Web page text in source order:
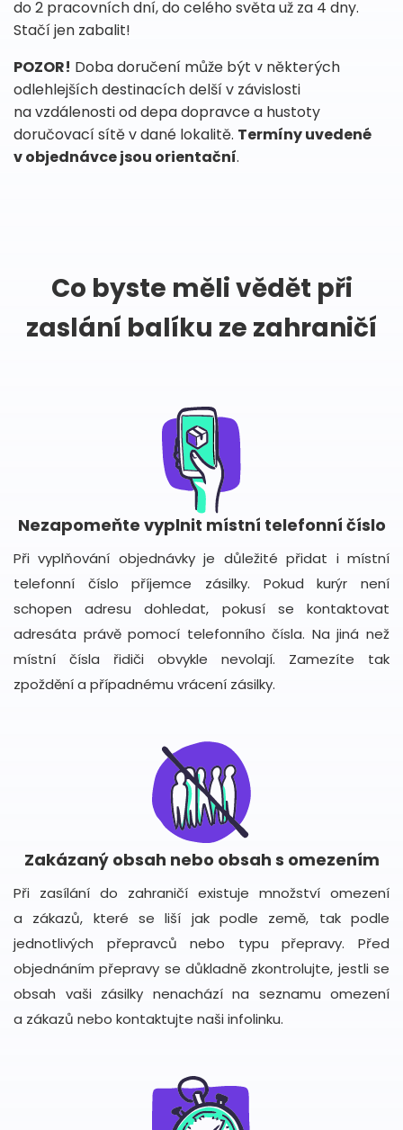
do 2 pracovních dní, do celého světa už za 4 dny.
Stačí jen zabalit!
POZOR! Doba doručení může být v některých
odlehlejších destinacích delší v závislosti
na vzdálenosti od depa dopravce a hustoty
doručovací sítě v dané lokalitě. Termíny uvedené
v objednávce jsou orientační.
Co byste měli vědět při
zaslání balíku ze zahraničí
Nezapomeňte vyplnit místní telefonní číslo
Při vyplňování objednávky je důležité přidat i místní
telefonní číslo příjemce zásilky. Pokud kurýr není
schopen adresu dohledat, pokusí se kontaktovat
adresáta právě pomocí telefonního čísla. Na jiná než
místní čísla řidiči obvykle nevolají. Zamezíte tak
zpoždění a případnému vrácení zásilky.
Zakázaný obsah nebo obsah s omezením
Při zasílání do zahraničí existuje množství omezení
a zákazů, které se liší jak podle země, tak podle
jednotlivých přepravců nebo typu přepravy. Před
objednáním přepravy se důkladně zkontrolujte, jestli se
obsah vaši zásilky nenachází na seznamu omezení
a zákazů nebo kontaktujte naši infolinku.